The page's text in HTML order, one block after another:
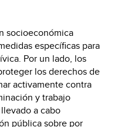
socioeconómica
específicas para
Por un lado, los
los derechos de
activamente contra
y trabajo
a cabo
pública sobre por